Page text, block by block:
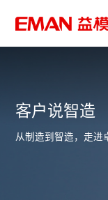
客户说智造
从制造到智造，走进